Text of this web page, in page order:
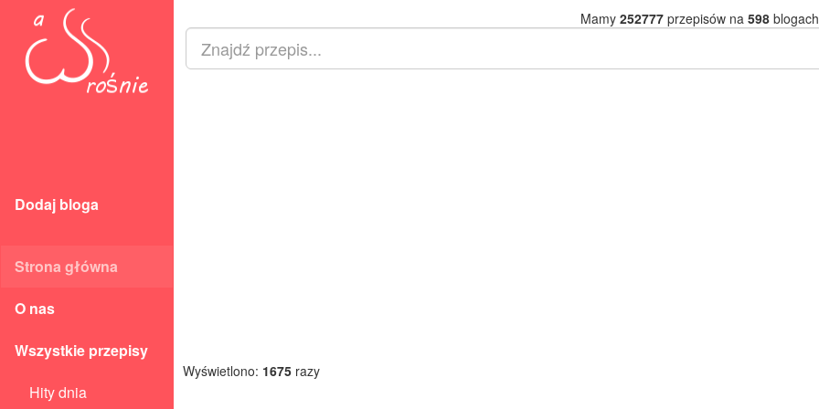
Dodaj bloga
Strona główna
O nas
Wszystkie przepisy
Hity dnia
Mamy 252777przepisów na 598
Wyświetlono: 1675 razy